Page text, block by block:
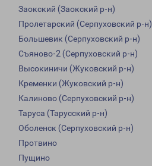
Заокский (Заокский р-н)
Пролетарский (Серпуховский р-н)
Большевик (Серпуховский р-н)
Съяново-2 (Серпуховский р-н)
Высокиничи (Жуковский р-н)
Кременки (Жуковский р-н)
Калиново (Серпуховский р-н)
Таруса (Тарусский р-н)
Оболенск (Серпуховский р-н)
Протвино
Пущино